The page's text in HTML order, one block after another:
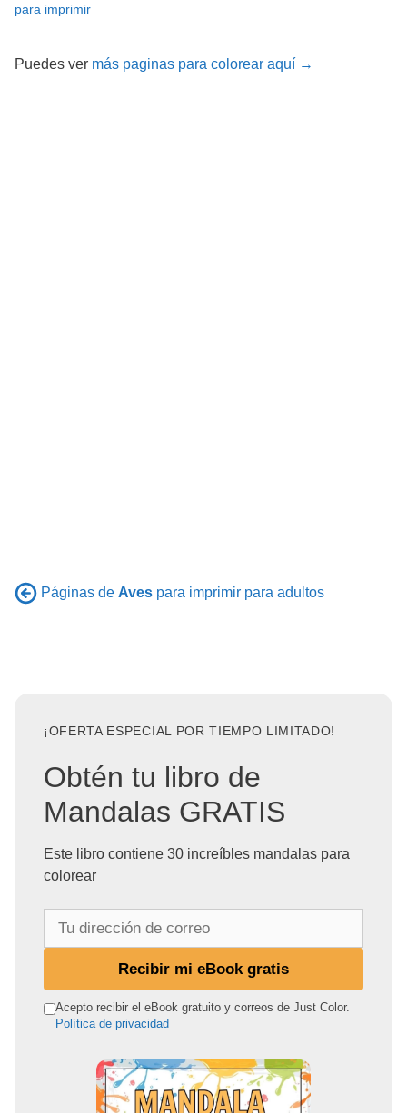
para imprimir
Puedes ver más paginas para colorear aquí →
Páginas de Aves para imprimir para adultos
¡OFERTA ESPECIAL POR TIEMPO LIMITADO!
Obtén tu libro de
Mandalas GRATIS
Este libro contiene 30 increíbles mandalas para
colorear
r
Recibir mi eBook gratis
Acepto recibir el eBook gratuito y correos de Just Color.
Política de privacidad